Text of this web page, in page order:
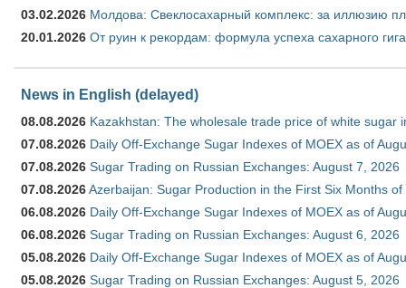
03.02.2026 Молдова: Свеклосахарный комплекс: за иллюзию
20.01.2026 От руин к рекордам: формула успеха сахарного
News in English (delayed)
08.08.2026 Kazakhstan: The wholesale trade price of white sugar
07.08.2026 Daily Off-Exchange Sugar Indexes of MOEX as of
07.08.2026 Sugar Trading on Russian Exchanges: August 7, 2026
07.08.2026Azerbaijan: Sugar Production in the First Six Months of
06.08.2026 Daily Off-Exchange Sugar Indexes of MOEX as of
06.08.2026 Sugar Trading on Russian Exchanges: August 6, 2026
05.08.2026 Daily Off-Exchange Sugar Indexes of MOEX as of
05.08.2026 Sugar Trading on Russian Exchanges: August 5, 2026